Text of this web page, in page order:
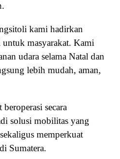
kami hadirkan
masyarakat. Kami
udara selama Natal dan
lebih mudah, aman,
secara
solusi mobilitas yang
memperkuat
Sumatera.